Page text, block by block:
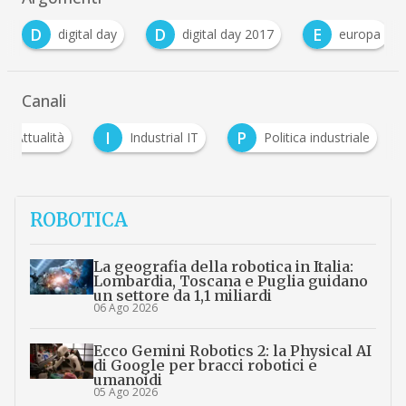
D
digital day D digital day 2017 E
europa
Canali
Attualità I Industrial IT P Politica industriale
ROBOTICA
La geografia della robotica in Italia:
Lombardia, Toscana e Puglia guidano
un settore da 1,1 miliardi
06 Ago 2026
Ecco Gemini Robotics 2: la Physical AI
di Google per bracci robotici e
umanoidi
05 Ago 2026